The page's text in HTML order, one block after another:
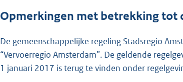
Opmerkingen met betrekking tot
De gemeenschappelijke regeling Stadsregio
“Vervoerregio Amsterdam”. De geldende
1 januari 2017 is terug te vinden onder